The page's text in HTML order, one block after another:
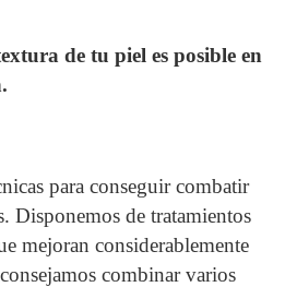
de tu piel es posible en
para conseguir combatir
Disponemos de tratamientos
mejoran considerablemente
combinar varios